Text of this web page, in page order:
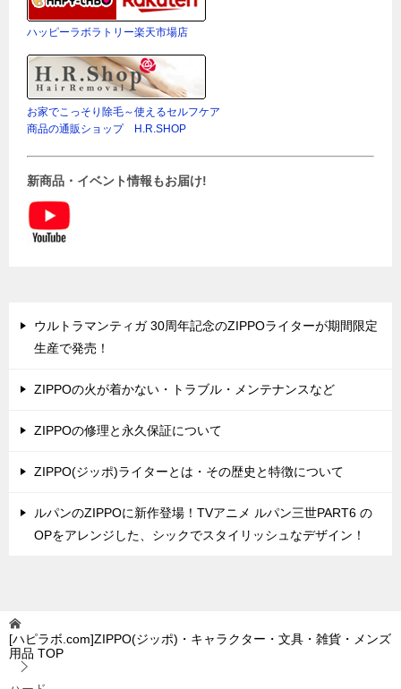
ハッピーラボラトリー楽天市場店
お家でこっそり除毛～使えるセルフケア
商品の通販ショップ H.R.SHOP
新商品・イベント情報もお届け!
ウルトラマンティガ 30周年記念のZIPPOライターが期間限定
生産で発売！
ZIPPOの火が着かない・トラブル・メンテナンスなど
ZIPPOの修理と永久保証について
ZIPPO(ジッポ)ライターとは・その歴史と特徴について
ルパンのZIPPOに新作登場！TVアニメ ルパン三世PART6 の
OPをアレンジした、シックでスタイリッシュなデザイン！
[ハピラボ.com]ZIPPO(ジッポ)・キャラクター・文具・雑貨・メンズ
用品 TOP